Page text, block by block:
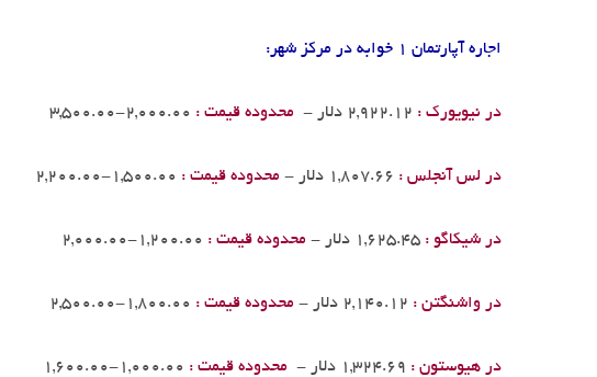
اجاره آپارتمان 1 خوابه در مرکز شهر:
در نیویورک : 2,922.12 دلار - محدوده قیمت : 2,000.00-3,500.00
در لس آنجلس : محدوده قیمت : 1,500.00-2,200.00
در شیکاگو : محدوده قیمت : 1,200.00-2,000.00
در واشنگتن : 2,140.12 دلار - محدوده قیمت : 1,800.00-2,500.00
در هیوستون : محدوده قیمت :